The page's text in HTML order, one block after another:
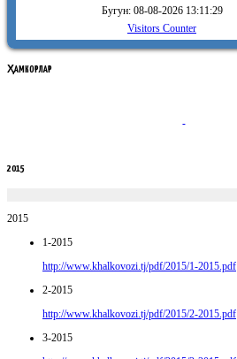
Бугун: 08-08-2026 13:11:29
Visitors Counter
ҲАМКОРЛАР
2015
2015
1-2015
http://www.khalkovozi.tj/pdf/2015/1-2015.pdf
2-2015
http://www.khalkovozi.tj/pdf/2015/2-2015.pdf
3-2015